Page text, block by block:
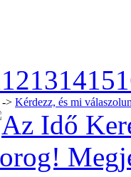
12131415
-> Kérdezz, és mi